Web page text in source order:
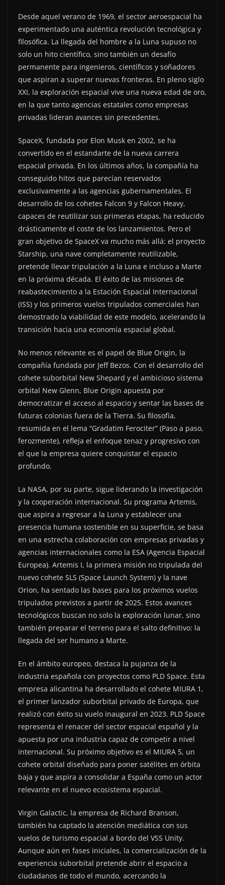
Desde aquel verano de 1969, el sector aeroespacial ha
experimentado una auténtica revolución tecnológica y
filosófica. La llegada del hombre a la Luna supuso no
solo un hito científico, sino también un desafío
permanente para ingenieros, científicos y soñadores
que aspiran a superar nuevas fronteras. En pleno siglo
XXI, la exploración espacial vive una nueva edad de oro,
en la que tanto agencias estatales como empresas
privadas lideran avances sin precedentes.
SpaceX, fundada por Elon Musk en 2002, se ha
convertido en el estandarte de la nueva carrera
espacial privada. En los últimos años, la compañía ha
conseguido hitos que parecían reservados
exclusivamente a las agencias gubernamentales. El
desarrollo de los cohetes Falcon 9 y Falcon Heavy,
capaces de reutilizar sus primeras etapas, ha reducido
drásticamente el coste de los lanzamientos. Pero el
gran objetivo de SpaceX va mucho más allá: el proyecto
Starship, una nave completamente reutilizable,
pretende llevar tripulación a la Luna e incluso a Marte
en la próxima década. El éxito de las misiones de
reabastecimiento a la Estación Espacial Internacional
(ISS) y los primeros vuelos tripulados comerciales han
demostrado la viabilidad de este modelo, acelerando la
transición hacia una economía espacial global.
No menos relevante es el papel de Blue Origin, la
compañía fundada por Jeff Bezos. Con el desarrollo del
cohete suborbital New Shepard y el ambicioso sistema
orbital New Glenn, Blue Origin apuesta por
democratizar el acceso al espacio y sentar las bases de
futuras colonias fuera de la Tierra. Su filosofía,
resumida en el lema “Gradatim Ferociter” (Paso a paso,
ferozmente), refleja el enfoque tenaz y progresivo con
el que la empresa quiere conquistar el espacio
profundo.
La NASA, por su parte, sigue liderando la investigación
y la cooperación internacional. Su programa Artemis,
que aspira a regresar a la Luna y establecer una
presencia humana sostenible en su superficie, se basa
en una estrecha colaboración con empresas privadas y
agencias internacionales como la ESA (Agencia Espacial
Europea). Artemis I, la primera misión no tripulada del
nuevo cohete SLS (Space Launch System) y la nave
Orion, ha sentado las bases para los próximos vuelos
tripulados previstos a partir de 2025. Estos avances
tecnológicos buscan no solo la exploración lunar, sino
también preparar el terreno para el salto definitivo: la
llegada del ser humano a Marte.
En el ámbito europeo, destaca la pujanza de la
industria española con proyectos como PLD Space. Esta
empresa alicantina ha desarrollado el cohete MIURA 1,
el primer lanzador suborbital privado de Europa, que
realizó con éxito su vuelo inaugural en 2023. PLD Space
representa el renacer del sector espacial español y la
apuesta por una industria capaz de competir a nivel
internacional. Su próximo objetivo es el MIURA 5, un
cohete orbital diseñado para poner satélites en órbita
baja y que aspira a consolidar a España como un actor
relevante en el nuevo ecosistema espacial.
Virgin Galactic, la empresa de Richard Branson,
también ha captado la atención mediática con sus
vuelos de turismo espacial a bordo del VSS Unity.
Aunque aún en fases iniciales, la comercialización de la
experiencia suborbital pretende abrir el espacio a
ciudadanos de todo el mundo, acercando la